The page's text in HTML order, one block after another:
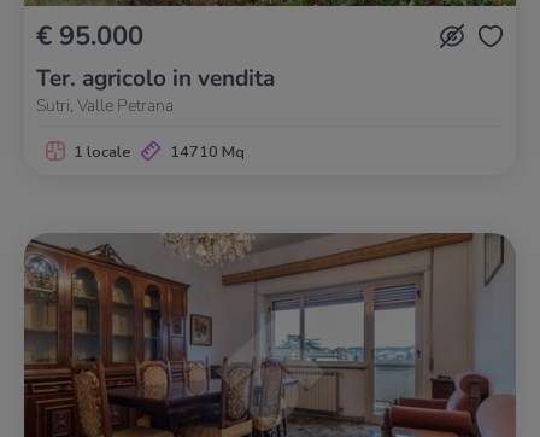
€ 95.000
Ter. agricolo in vendita
Sutri, Valle Petrana
1 locale 14710 Mq